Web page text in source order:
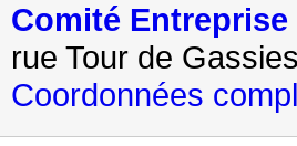
Comité
rue Tour de
Coordonnées